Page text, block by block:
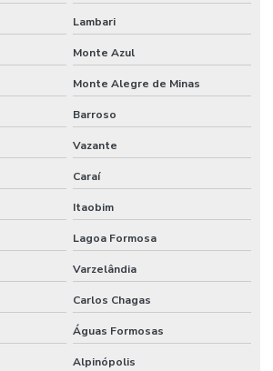
Lambari
Monte Azul
Monte Alegre de Minas
Barroso
Vazante
Caraí
Itaobim
Lagoa Formosa
Varzelândia
Carlos Chagas
Águas Formosas
Alpinópolis